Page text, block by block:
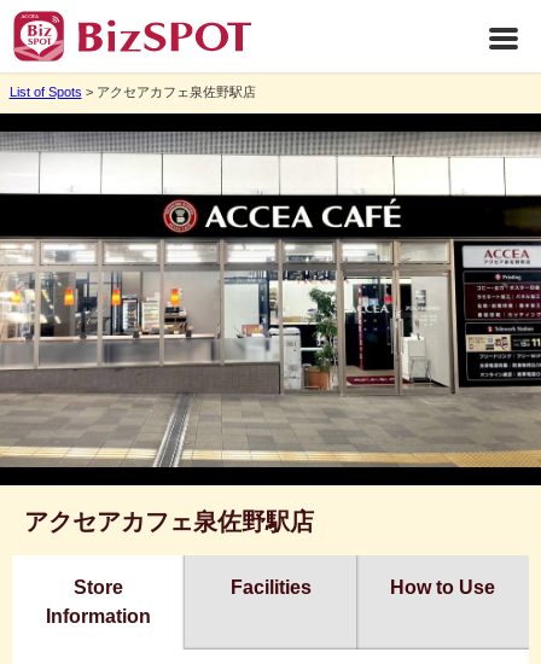
List of Spots > アクセアカフェ泉佐野駅店
アクセアカフェ泉佐野駅店
Store
Information
Facilities How to Use